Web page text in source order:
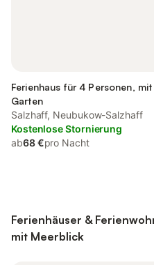
Ferienhaus für 4 Personen, mit
Garten
Salzhaff, Neubukow-Salzhaff
Kostenlose Stornierung
ab68 €pro Nacht
Ferienhäuser &
mit Meerblick